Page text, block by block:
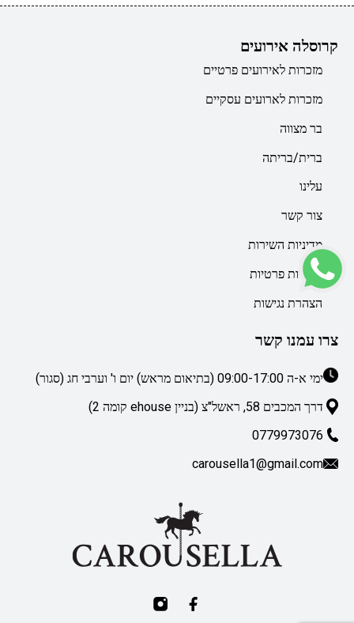
קרוסלה אירועים
מזכרות לאירועים פרטיים
מזכרות לארועים עסקיים
בר מצווה
ברית/בריתה
עלינו
צור קשר
מדיניות השירות
מדיניות פרטיות
הצהרת נגישות
צרו עמנו קשר
ימי א-ה 09:00-17:00 (בתיאום מראש) יום ו' וערבי חג (סגור)
דרך המכבים 58, ראשל"צ (בניין ehouse קומה 2)
0779973076
carousella1@gmail.com